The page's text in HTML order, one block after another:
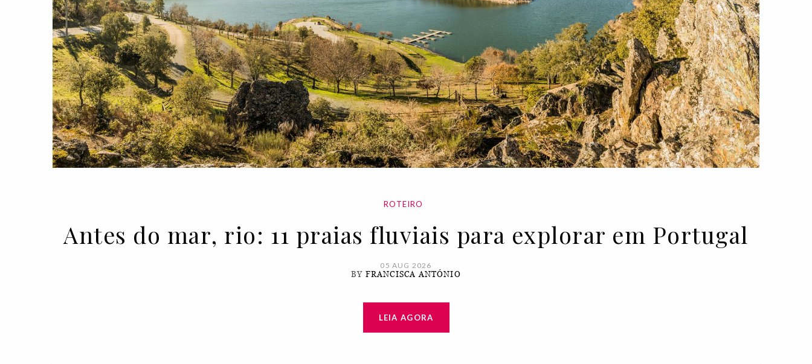
ROTEIRO
Antes do mar, rio: 11 praias fluviais para explorar em Portugal
05 AUG 2026
BY FRANCISCA ANTÓNIO
LEIA AGORA